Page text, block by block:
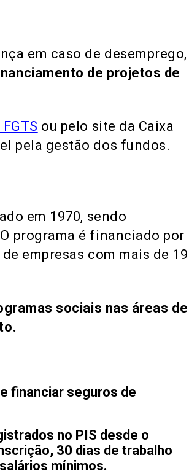
em caso de desemprego,
de projetos de
ou pelo site da Caixa
pela gestão dos fundos.
em 1970, sendo
programa é financiado por
empresas com mais de 19
sociais nas áreas de
financiar seguros de
no PIS desde o
30 dias de trabalho
mínimos.